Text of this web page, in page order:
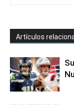
Artículos